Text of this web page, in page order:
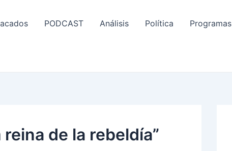
PODCAST Análisis Política Programas
de la rebeldía”